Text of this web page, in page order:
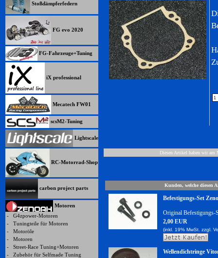
Stoßdämpferfedern
FG evo 2020
FG-Fahrzeuge+Tuning
iX professional
Mecatech FW01
scsM2-Tuning
Lightscale
RC-Motorrad-Shop
carbon project parts
Motoren
- G4zpower-Motoren
- Tuningteile für Motoren
- Motoröle
- Motoren
- Street-Race Tuning+Motoren
- Zubehör für Selfmade Tuning
Diesen Artikel haben wir am
Kunden, welche diesen
Befestigungs-Set
Original Befestigungs-
2,00 EUR
(inkl. 19% MwSt. zzgl.
Wellendichtringe